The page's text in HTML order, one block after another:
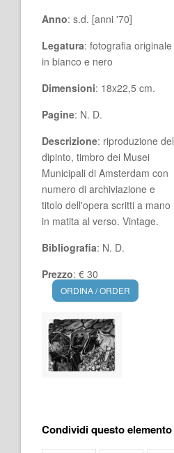
Anno: s.d. [anni '70]
Legatura: fotografia originale
in bianco e nero
Dimensioni: 18x22,5 cm.
Pagine: N. D.
Descrizione: riproduzione del
dipinto, timbro dei Musei
Municipali di Amsterdam con
numero di archiviazione e
titolo dell'opera scritti a mano
in matita al verso. Vintage.
Bibliografia: N. D.
Prezzo: € 30
ORDINA / ORDER
Condividi questo elemento